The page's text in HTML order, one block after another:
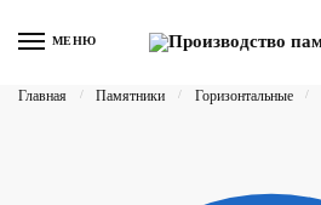
МЕНЮ
Главная / Памятники / Горизонтальные /